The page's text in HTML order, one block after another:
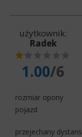
użytkownik:
Radek
1.00/6
rozmiar opony
pojazd
przejechany dystans